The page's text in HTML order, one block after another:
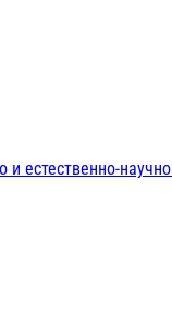
естественно-